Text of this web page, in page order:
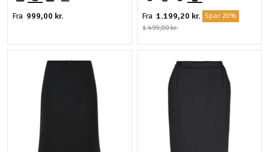
Fra 999,00 kr. Fra 1.199,20 kr. Spar 20%
1.499,00 kr.